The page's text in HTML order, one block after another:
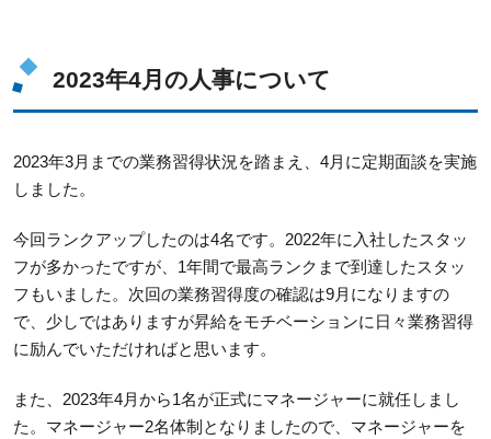
2023年4月の人事について
2023年3月までの業務習得状況を踏まえ、4月に定期面談を実施
しました。
今回ランクアップしたのは4名です。2022年に入社したスタッ
フが多かったですが、1年間で最高ランクまで到達したスタッ
フもいました。次回の業務習得度の確認は9月になりますの
で、少しではありますが昇給をモチベーションに日々業務習得
に励んでいただければと思います。
また、2023年4月から1名が正式にマネージャーに就任しまし
た。マネージャー2名体制となりましたので、マネージャーを